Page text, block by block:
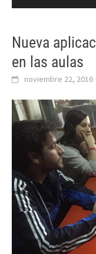
Nueva
en las aulas
noviembre 22, 2016